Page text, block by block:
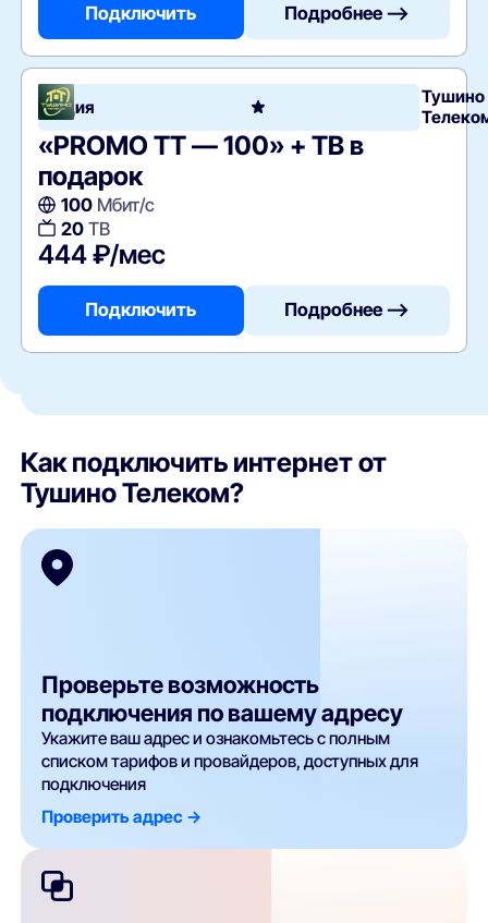
Подключить Подробнее —>
Акция
Тушино
«PROMO TT — 100» + ТВ в
подарок
100Мбит/с
20ТВ
444 ₽/мес
Подключить Подробнее —>
Как подключить интернет от
Тушино Телеком?
Проверьте возможность
подключения по вашему адресу
Укажите ваш адрес и ознакомьтесь с полным
списком тарифов и провайдеров, доступных для
подключения
Проверить адрес ->